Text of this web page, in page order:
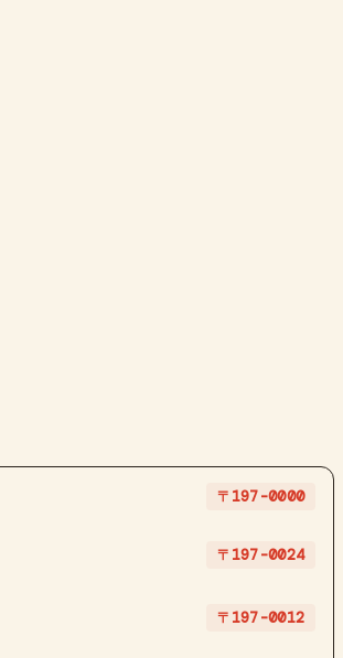
〒197-0000
〒197-0024
〒197-0012